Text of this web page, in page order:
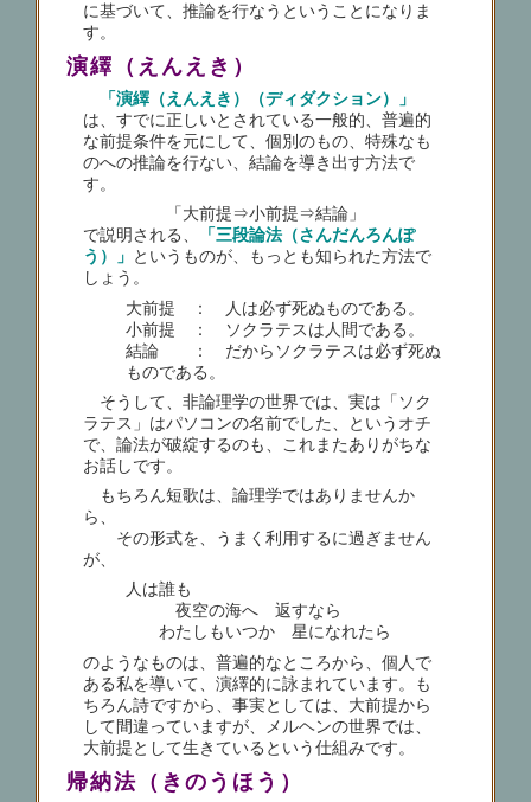
に基づいて、推論を行なうということになりま
す。
演繹（えんえき）
「演繹（えんえき）（ディダクション）」
は、すでに正しいとされている一般的、普遍的
な前提条件を元にして、個別のもの、特殊なも
のへの推論を行ない、結論を導き出す方法で
す。
「大前提⇒小前提⇒結論」
で説明される、
「三段論法（さんだんろんぽ
う）」 というものが、もっとも知られた方法で
しょう。
大前提 ： 人は必ず死ぬものである。
小前提 ： ソクラテスは人間である。
結論 ： だからソクラテスは必ず死ぬ
ものである。
そうして、非論理学の世界では、実は「ソク
ラテス」はパソコンの名前でした、というオチ
で、論法が破綻するのも、これまたありがちな
お話しです。
もちろん短歌は、論理学ではありませんか
ら、
その形式を、うまく利用するに過ぎません
が、
人は誰も
夜空の海へ 返すなら
わたしもいつか 星になれたら
のようなものは、普遍的なところから、個人で
ある私を導いて、演繹的に詠まれています。も
ちろん詩ですから、事実としては、大前提から
して間違っていますが、メルヘンの世界では、
大前提として生きているという仕組みです。
帰納法（きのうほう）